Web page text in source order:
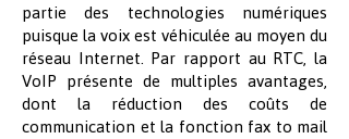
partie des technologies numériques
puisque la voix est véhiculée au moyen du
réseau Internet. Par rapport au RTC, la
VoIP présente de multiples avantages,
dont la réduction des coûts de
communication et la fonction fax to mail